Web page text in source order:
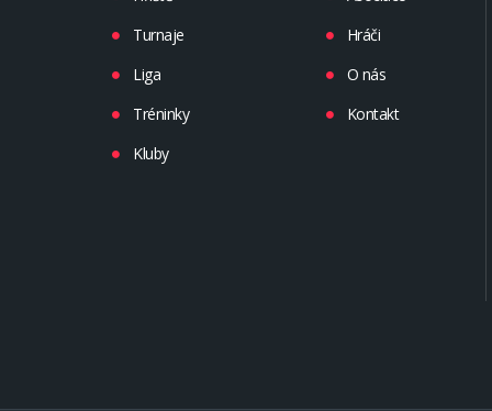
Turnaje
Liga
Tréninky
Kluby
Hráči
O nás
Kontakt